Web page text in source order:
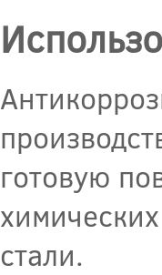
готовую
стали.